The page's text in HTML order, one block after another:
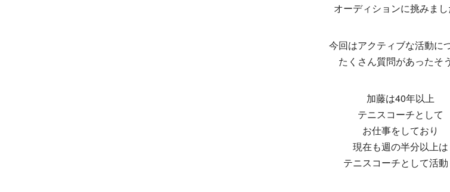
オーディションに挑みまし
今回はアクティブな活動に
たくさん質問があったそう
加藤は40年以上
テニスコーチとして
お仕事をしており
現在も週の半分以上は
テニスコーチとして活動